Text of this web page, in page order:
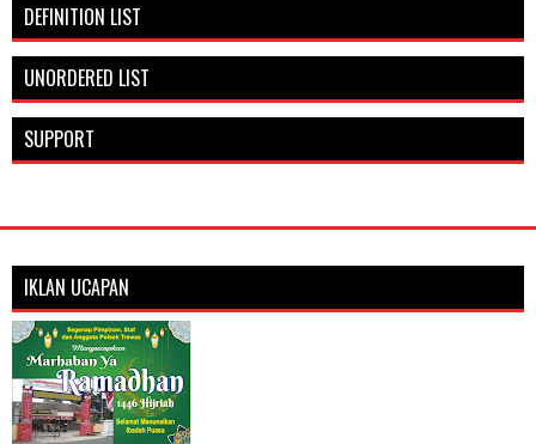
DEFINITION LIST
UNORDERED LIST
SUPPORT
IKLAN UCAPAN